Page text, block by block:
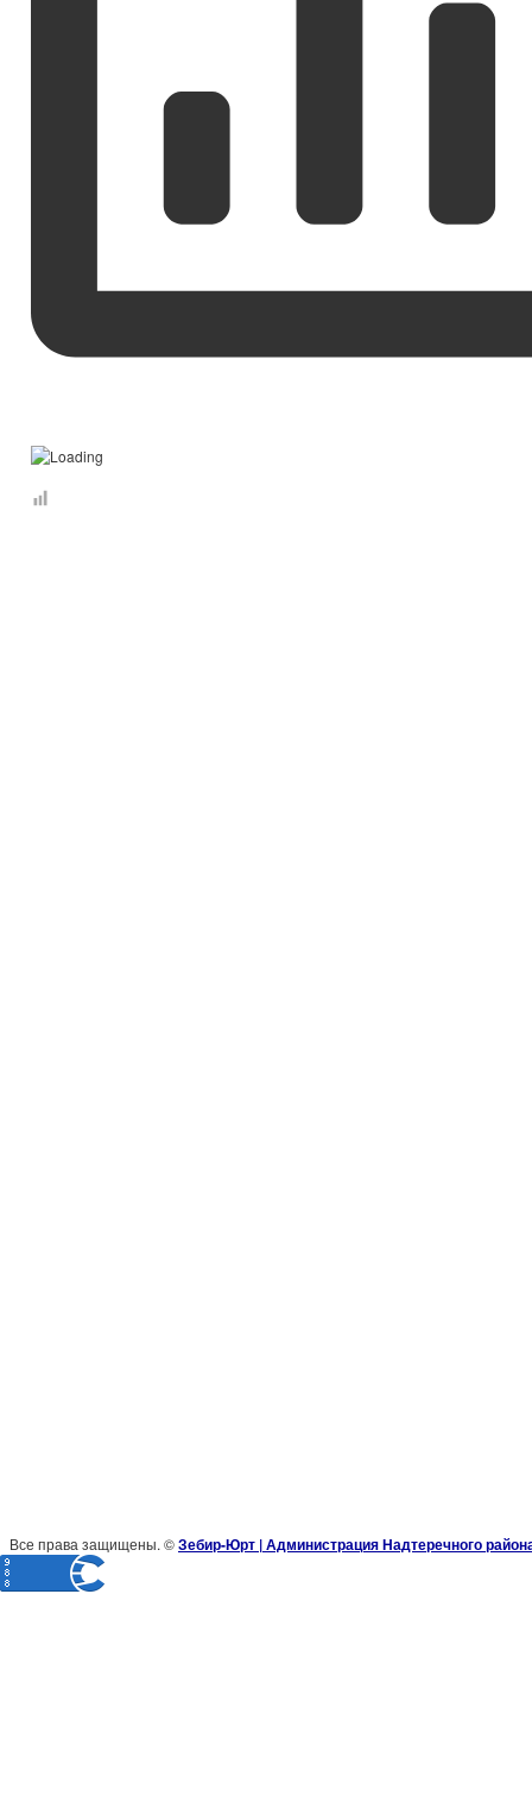
Все права защищены. ©Зебир-Юрт | Администрация Надтеречного